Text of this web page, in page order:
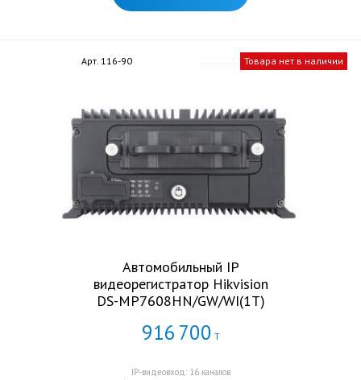
Арт. 116-90 Товара нет в наличии
Автомобильный IP
видеорегистратор Hikvision
DS-MP7608HN/GW/WI(1T)
916 700 Т
IP-видеовход: 16 каналов